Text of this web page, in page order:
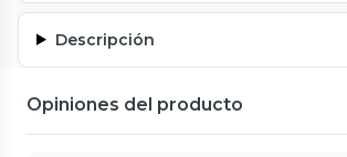
Descripción
Opiniones del producto